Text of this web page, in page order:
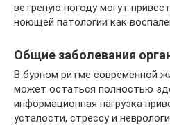
ветреную погоду могут
ноющей патологии как
Общие заболевания
В бурном ритме современной
может остаться полностью
информационная нагрузка
усталости, стрессу и